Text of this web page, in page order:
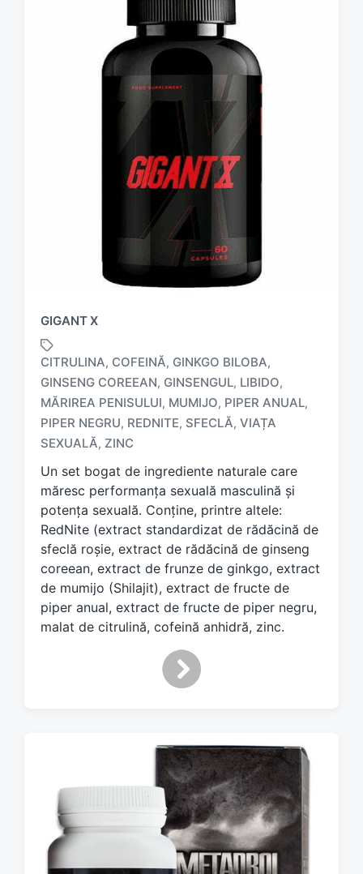
GIGANT X
T
a
g
e
d
w
i
h
CITRULINA, COFEINĂ, GINKGO BILOBA,
GINSENG COREEAN, GINSENGUL, LIBIDO,
MĂRIREA PENISULUI, MUMIJO, PIPER ANUAL,
PIPER NEGRU, REDNITE, SFECLĂ, VIAȚA
SEXUALĂ, ZINC
Un set bogat de ingrediente naturale care
măresc performanța sexuală masculină și
potența sexuală. Conține, printre altele:
RedNite (extract standardizat de rădăcină de
sfeclă roșie, extract de rădăcină de ginseng
coreean, extract de frunze de ginkgo, extract
de mumijo (Shilajit), extract de fructe de
piper anual, extract de fructe de piper negru,
malat de citrulină, cofeină anhidră, zinc.